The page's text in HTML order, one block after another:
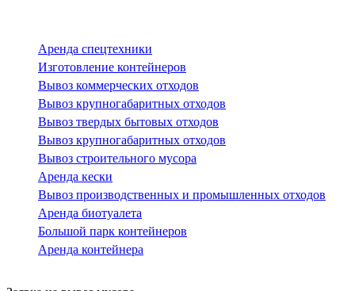
Аренда спецтехники
Изготовление контейнеров
Вывоз коммерческих отходов
Вывоз крупногабаритных отходов
Вывоз твердых бытовых отходов
Вывоз крупногабаритных отходов
Вывоз строительного мусора
Аренда кески
Вывоз производственных и промышленных отходов
Аренда биотуалета
Большой парк контейнеров
Аренда контейнера